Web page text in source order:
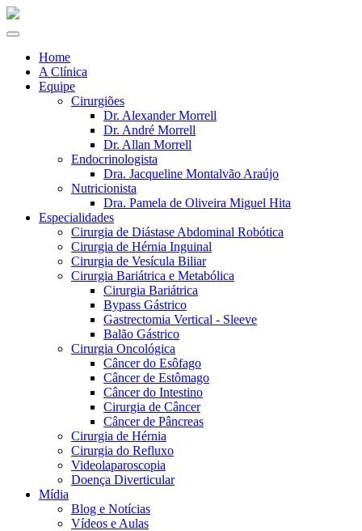
Home
A Clínica
Equipe
Cirurgiões
Dr. Alexander Morrell
Dr. André Morrell
Dr. Allan Morrell
Endocrinologista
Dra. Jacqueline Montalvão Araújo
Nutricionista
Dra. Pamela de Oliveira Miguel Hita
Especialidades
Cirurgia de Diástase Abdominal Robótica
Cirurgia de Hérnia Inguinal
Cirurgia de Vesícula Biliar
Cirurgia Bariátrica e Metabólica
Cirurgia Bariátrica
Bypass Gástrico
Gastrectomia Vertical - Sleeve
Balão Gástrico
Cirurgia Oncológica
Câncer do Esôfago
Câncer de Estômago
Câncer do Intestino
Cirurgia de Câncer
Câncer de Pâncreas
Cirurgia de Hérnia
Cirurgia do Refluxo
Videolaparoscopia
Doença Diverticular
Mídia
Blog e Notícias
Vídeos e Aulas